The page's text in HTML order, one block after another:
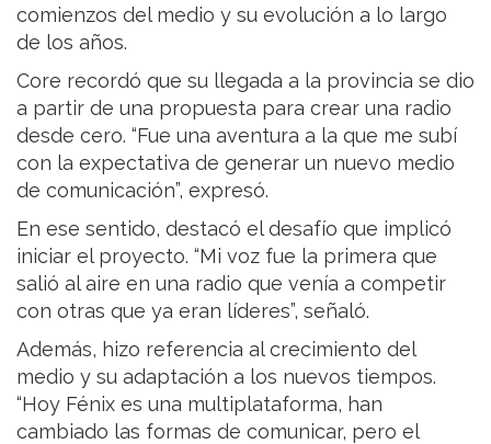
comienzos del medio y su evolución a lo largo
de los años.
Core recordó que su llegada a la provincia se dio
a partir de una propuesta para crear una radio
desde cero. “Fue una aventura a la que me subí
con la expectativa de generar un nuevo medio
de comunicación”, expresó.
En ese sentido, destacó el desafío que implicó
iniciar el proyecto. “Mi voz fue la primera que
salió al aire en una radio que venía a competir
con otras que ya eran líderes”, señaló.
Además, hizo referencia al crecimiento del
medio y su adaptación a los nuevos tiempos.
“Hoy Fénix es una multiplataforma, han
cambiado las formas de comunicar, pero el